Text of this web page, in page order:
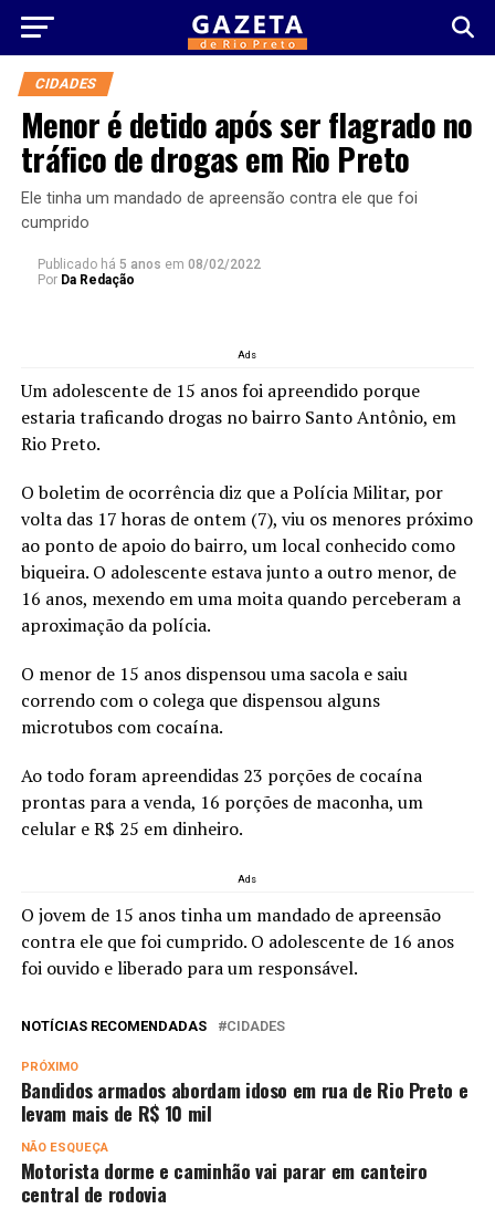
CIDADES
Menor é detido após ser flagrado no
tráfico de drogas em Rio Preto
Ele tinha um mandado de apreensão contra ele que foi
cumprido
Publicado há 5 anos em 08/02/2022
Por Da Redação
Ads
Um adolescente de 15 anos foi apreendido porque
estaria traficando drogas no bairro Santo Antônio, em
Rio Preto.
O boletim de ocorrência diz que a Polícia Militar, por
volta das 17 horas de ontem (7), viu os menores próximo
ao ponto de apoio do bairro, um local conhecido como
biqueira. O adolescente estava junto a outro menor, de
16 anos, mexendo em uma moita quando perceberam a
aproximação da polícia.
O menor de 15 anos dispensou uma sacola e saiu
correndo com o colega que dispensou alguns
microtubos com cocaína.
Ao todo foram apreendidas 23 porções de cocaína
prontas para a venda, 16 porções de maconha, um
celular e R$ 25 em dinheiro.
Ads
O jovem de 15 anos tinha um mandado de apreensão
contra ele que foi cumprido. O adolescente de 16 anos
foi ouvido e liberado para um responsável.
NOTÍCIAS RECOMENDADAS CIDADES
PRÓXIMO
Bandidos armados abordam idoso em rua de Rio Preto e
levam mais de R$ 10 mil
NÃO ESQUEÇA
Motorista dorme e caminhão vai parar em canteiro
central de rodovia